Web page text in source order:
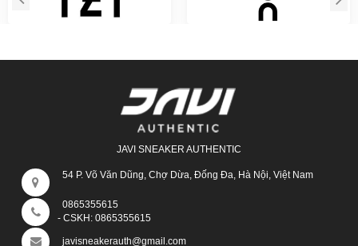
JAVI SNEAKER AUTHENTIC
54 P. Võ Văn Dũng, Chợ Dừa, Đống Đa, Hà Nội, Việt Nam
0865355615
- CSKH: 0865355615
javisneakerauth@gmail.com